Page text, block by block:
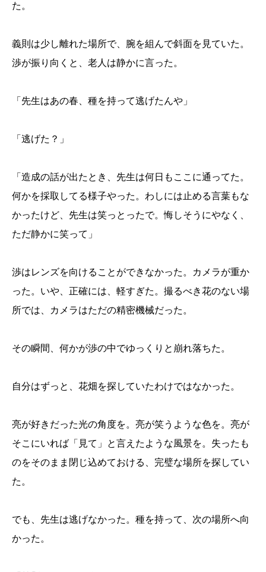
た。
義則は少し離れた場所で、腕を組んで斜面を見ていた。
渉が振り向くと、老人は静かに言った。
「先生はあの春、種を持って逃げたんや」
「逃げた？」
「造成の話が出たとき、先生は何日もここに通ってた。
何かを採取してる様子やった。わしには止める言葉もな
かったけど、先生は笑っとったで。悔しそうにやなく、
ただ静かに笑って」
渉はレンズを向けることができなかった。カメラが重か
った。いや、正確には、軽すぎた。撮るべき花のない場
所では、カメラはただの精密機械だった。
その瞬間、何かが渉の中でゆっくりと崩れ落ちた。
自分はずっと、花畑を探していたわけではなかった。
亮が好きだった光の角度を。亮が笑うような色を。亮が
そこにいれば「見て」と言えたような風景を。失ったも
のをそのまま閉じ込めておける、完璧な場所を探してい
た。
でも、先生は逃げなかった。種を持って、次の場所へ向
かった。